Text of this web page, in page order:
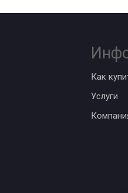
Как
Услуги